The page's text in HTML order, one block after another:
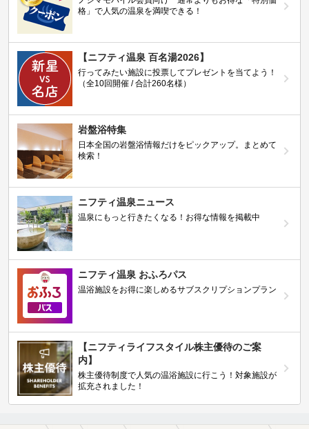
格」で人気の温泉を満喫できる！
【ニフティ温泉 百名湯2026】
行ってみたい施設に投票してプレゼントを当てよう！
（全10回開催 / 合計260名様）
岩盤浴特集
日本全国の岩盤浴情報だけをピックアップ。まとめて
検索！
ニフティ温泉ニュース
温泉にもっと行きたくなる！お得な情報を掲載中
ニフティ温泉 おふろパス
温浴施設をお得に楽しめるサブスクリプションプラン
【ニフティライフスタイル株主優待のご案
内】
株主優待制度で人気の温浴施設に行こう！対象施設が
拡充されました！